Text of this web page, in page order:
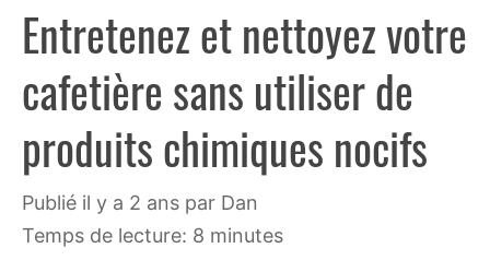
Entretenez et nettoyez votre
cafetière sans utiliser de
produits chimiques nocifs
publié il y a 2 ans par Dan
Temps de lecture: 8 minutes